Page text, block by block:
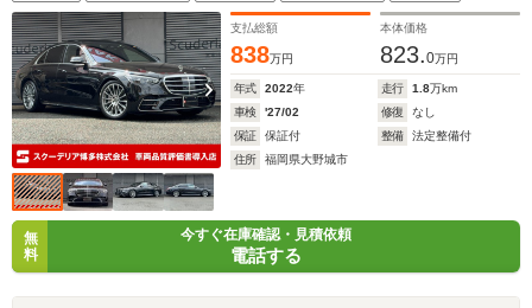
イ 純正ドライブレコーダー 禁煙車
支払総額
838万円
本体価格
823.0万円
年式 2022年 走行 1.8万km
車検
'27/02 修復
なし
保証
保証付 整備
法定整備付
住所
福岡県大野城市
無
料
今すぐ在庫確認・見積依頼
電話する